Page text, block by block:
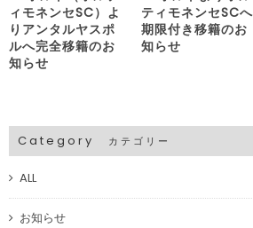
ィモネンセSC）よ
りアンタルヤスポ
ルへ完全移籍のお
知らせ
ティモネンセSCへ
期限付き移籍のお
知らせ
Category カテゴリー
ALL
お知らせ